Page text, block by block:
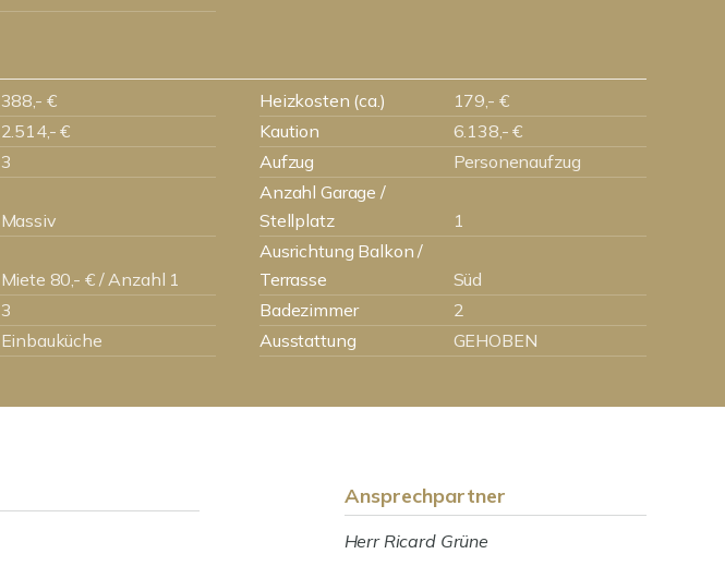
388,- € Heizkosten (ca.)
179,- €
2.514,- € Kaution
6.138,- €
3 Aufzug Personenaufzug
Massiv
Anzahl Garage /
Stellplatz
1
Miete 80,- € / Anzahl 1
Ausrichtung Balkon /
Terrasse
Süd
3 Badezimmer
2
Einbauküche Ausstattung GEHOBEN
Ansprechpartner
Herr Ricard Grüne